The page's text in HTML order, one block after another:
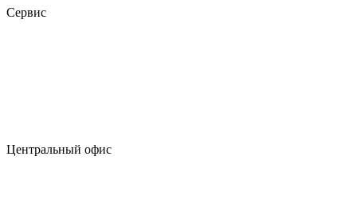
Сервис
Центральный офис